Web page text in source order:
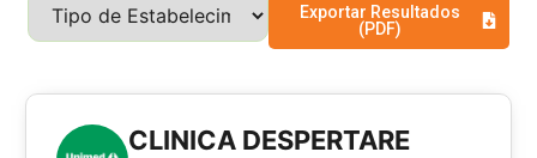
Exportar Resultados
(PDF)
CLINICA DESPERTARE